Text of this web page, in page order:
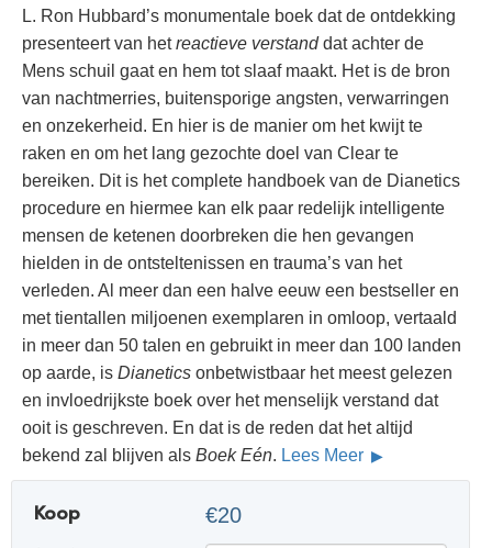
L. Ron Hubbard’s monumentale boek dat de ontdekking
presenteert van hetreactieve verstanddat achter de
Mens schuil gaat en hem tot slaaf maakt. Het is de bron
van nachtmerries, buitensporige angsten, verwarringen
en onzekerheid. En hier is de manier om het kwijt te
raken en om het lang gezochte doel van Clear te
bereiken. Dit is het complete handboek van de Dianetics
procedure en hiermee kan elk paar redelijk intelligente
mensen de ketenen doorbreken die hen gevangen
hielden in de ontsteltenissen en trauma’s van het
verleden. Al meer dan een halve eeuw een bestseller en
met tientallen miljoenen exemplaren in omloop, vertaald
in meer dan 50 talen en gebruikt in meer dan 100 landen
op aarde, is Dianetics onbetwistbaar het meest gelezen
en invloedrijkste boek over het menselijk verstand dat
ooit is geschreven. En dat is de reden dat het altijd
bekend zal blijven als Boek Eén. Lees Meer
Koop €20